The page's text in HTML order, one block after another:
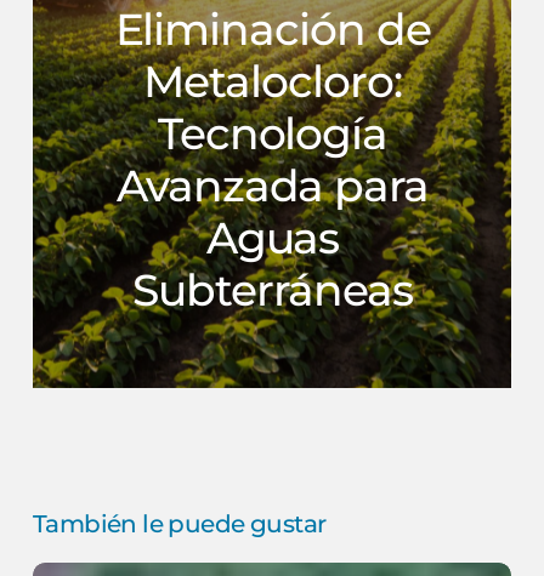
Eliminación de
Metalocloro:
Tecnología
Avanzada para
Aguas
Subterráneas
También le puede gustar